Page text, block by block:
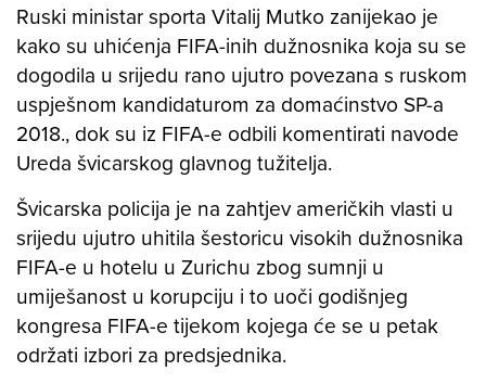
Ruski ministar sporta Vitalij Mutko zanijekao je
kako su uhićenja FIFA-inih dužnosnika koja su se
dogodila u srijedu rano ujutro povezana s ruskom
uspješnom kandidaturom za domaćinstvo SP-a
2018., dok su iz FIFA-e odbili komentirati navode
Ureda švicarskog glavnog tužitelja.
Švicarska policija je na zahtjev američkih vlasti u
srijedu ujutro uhitila šestoricu visokih dužnosnika
FIFA-e u hotelu u Zurichu zbog sumnji u
umiješanost u korupciju i to uoči godišnjeg
kongresa FIFA-e tijekom kojega će se u petak
održati izbori za predsjednika.